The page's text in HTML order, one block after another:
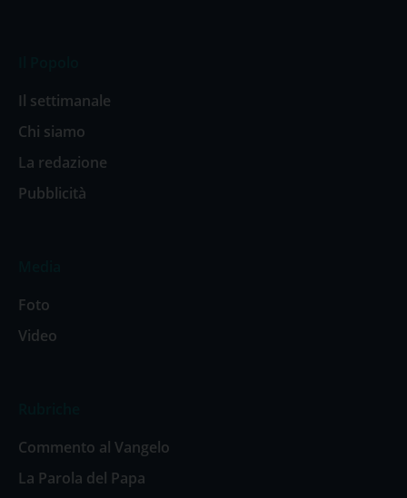
Il settimanale
Chi siamo
La redazione
Pubblicità
Foto
Video
Commento al Vangelo
La Parola del Papa